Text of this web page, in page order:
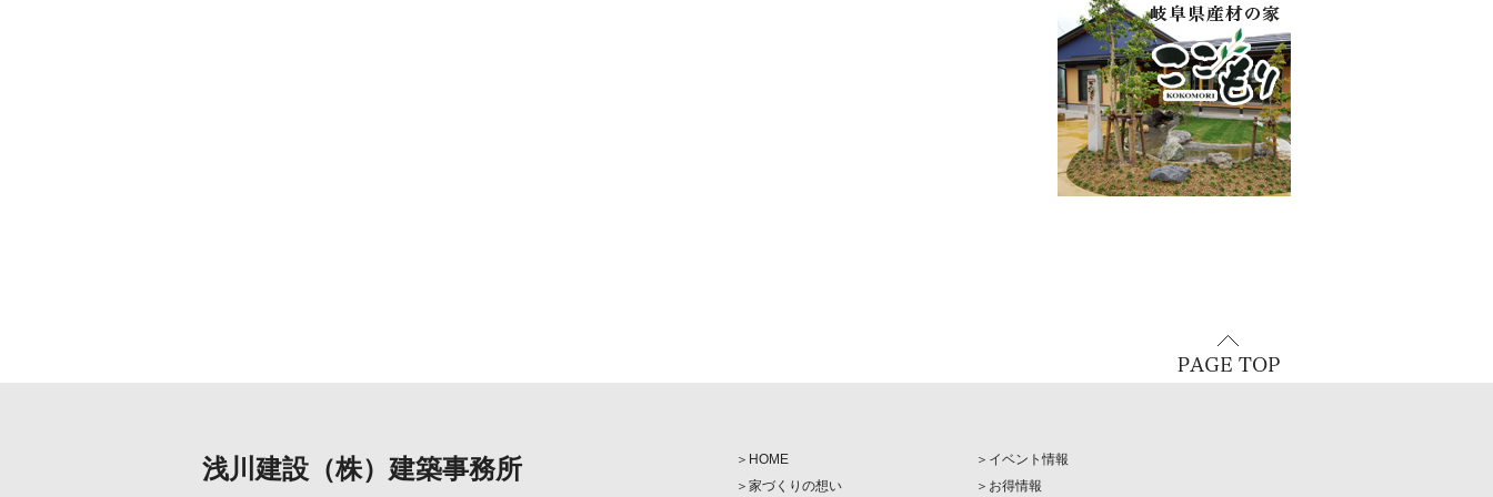
浅川建設（株）建築事務所
HOME
家づくりの想い
イベント情報
お得情報